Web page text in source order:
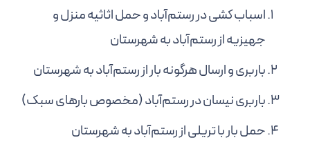
اسباب کشی در رستم‌آباد و حمل اثاثیه منزل و
جهیزیه از رستم‌آباد به شهرستان
باربری و ارسال هرگونه بار از رستم‌آباد به شهرستان
باربری نیسان در رستم‌آباد (مخصوص بارهای سبک)
حمل بار با تریلی از رستم‌آباد به شهرستان